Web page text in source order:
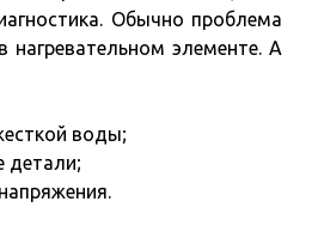
Обычно проблема
нагревательном элементе. А
воды;
детали;